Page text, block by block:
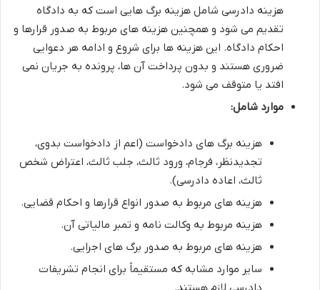
هزینه دادرسی شامل هزینه برگ هایی است که به دادگاه
تقدیم می شود و همچنین هزینه های مربوط به صدور قرارها و
احکام دادگاه. این هزینه ها برای شروع و ادامه هر دعوایی
ضروری هستند و بدون پرداخت آن ها، پرونده به جریان نمی
افتد یا متوقف می شود.
موارد شامل:
هزینه برگ های دادخواست (اعم از دادخواست بدوی،
تجدیدنظر، فرجام، ورود ثالث، جلب ثالث، اعتراض شخص
ثالث، اعاده دادرسی).
هزینه های مربوط به صدور انواع قرارها و احکام قضایی.
هزینه مربوط به وکالت نامه و تمبر مالیاتی آن.
هزینه های مربوط به صدور برگ های اجرایی.
سایر موارد مشابه که مستقیماً برای انجام تشریفات